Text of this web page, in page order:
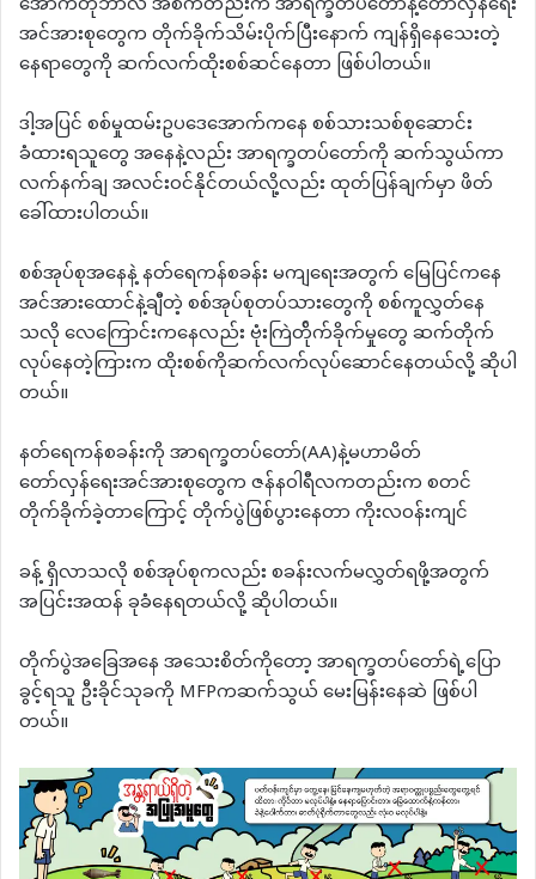
အင်အားစုတွေက တိုက်ခိုက်သိမ်းပိုက်ပြီးနောက် ကျန်ရှိနေသေးတဲ့
နေရာတွေကို ဆက်လက်ထိုးစစ်ဆင်နေတာ ဖြစ်ပါတယ်။
ဒါ့အပြင် စစ်မှုထမ်းဥပဒေအောက်ကနေ စစ်သားသစ်စုဆောင်း
ခံထားရသူတွေ အနေနဲ့လည်း အာရက္ခတပ်တော်ကို ဆက်သွယ်ကာ
လက်နက်ချ အလင်းဝင်နိုင်တယ်လို့လည်း ထုတ်ပြန်ချက်မှာ ဖိတ်
ခေါ်ထားပါတယ်။
စစ်အုပ်စုအနေနဲ့ နတ်ရေကန်စခန်း မကျရေးအတွက် မြေပြင်ကနေ
အင်အားထောင်နဲ့ချီတဲ့ စစ်အုပ်စုတပ်သားတွေကို စစ်ကူလွှတ်နေ
သလို လေကြောင်းကနေလည်း ဗုံးကြဲတ်ိုက်ခိုက်မှုတွေ ဆက်တိုက်
လုပ်နေတဲ့ကြားက ထိုးစစ်ကိုဆက်လက်လုပ်ဆောင်နေတယ်လို့ ဆိုပါ
တယ်။
နတ်ရေကန်စခန်းကို အာရက္ခတပ်တော်(AA)နဲ့မဟာမိတ်
တော်လှန်ရေးအင်အားစုတွေက ဇန်နဝါရီလကတည်းက စတင်
တိုက်ခိုက်ခဲ့တာကြောင့် တိုက်ပွဲဖြစ်ပွားနေတာ ကိုးလဝန်းကျင်
ခန့် ရှိလာသလို စစ်အုပ်စုကလည်း စခန်းလက်မလွှတ်ရဖို့အတွက်
အပြင်းအထန် ခုခံနေရတယ်လို့ ဆိုပါတယ်။
တိုက်ပွဲအခြေအနေ အသေးစိတ်ကိုတော့ အာရက္ခတပ်တော်ရဲ့ပြော
ခွင့်ရသူ ဦးခိုင်သုခကို MFPကဆက်သွယ် မေးမြန်းနေဆဲ ဖြစ်ပါ
တယ်။